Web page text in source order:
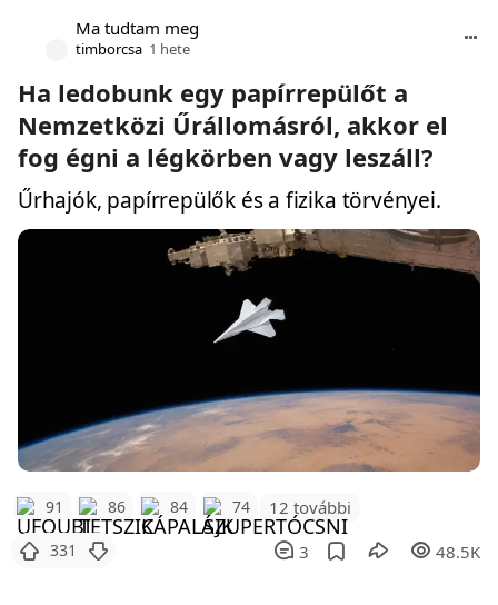
Ma tudtam meg
timborcsa 1 hete
Ha ledobunk egy papírrepülőt a
Nemzetközi Űrállomásról, akkor el
fog égni a légkörben vagy leszáll?
Űrhajók, papírrepülők és a fizika törvényei.
91 86 84 74 12 további
331 3 48.5K